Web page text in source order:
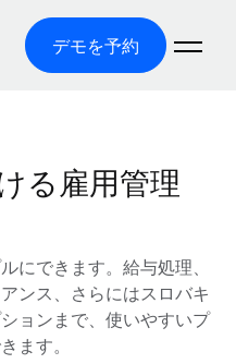
デモを予約
理を手軽に
）
ずに実現
索する
る雇用管理
にできます。給与処理、
ンス、さらにはスロバキ
ョンまで、使いやすいプ
ます。